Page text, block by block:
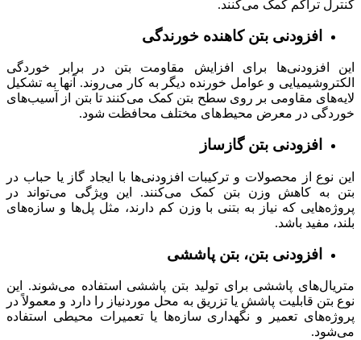
کنترل تراکم کمک می‌کنند.
افزودنی بتن کاهنده خورندگی
این افزودنی‌ها برای افزایش مقاومت بتن در برابر خوردگی
الکتروشیمیایی و عوامل خورنده دیگر به کار می‌روند. آنها به تشکیل
لایه‌های مقاومی بر روی سطح بتن کمک می‌کنند تا بتن از آسیب‌های
خوردگی در معرض محیط‌های مختلف محافظت شود.
افزودنی بتن گاز‌ساز
این نوع از محصولات و ترکیبات افزودنی‌ها با ایجاد گاز یا حباب در
بتن به کاهش وزن بتن کمک می‌کنند. این ویژگی می‌تواند در
پروژه‌هایی که نیاز به بتنی با وزن کم دارند، مثل پل‌ها و سازه‌های
بلند، مفید باشد.
افزودنی بتن، بتن پاششی
متریال‌های پاششی برای تولید بتن پاششی استفاده می‌شوند. این
نوع بتن قابلیت پاشش یا تزریق به محل موردنیاز را دارد و معمولاً در
پروژه‌های تعمیر و نگهداری سازه‌ها یا تعمیرات محیطی استفاده
می‌شود.